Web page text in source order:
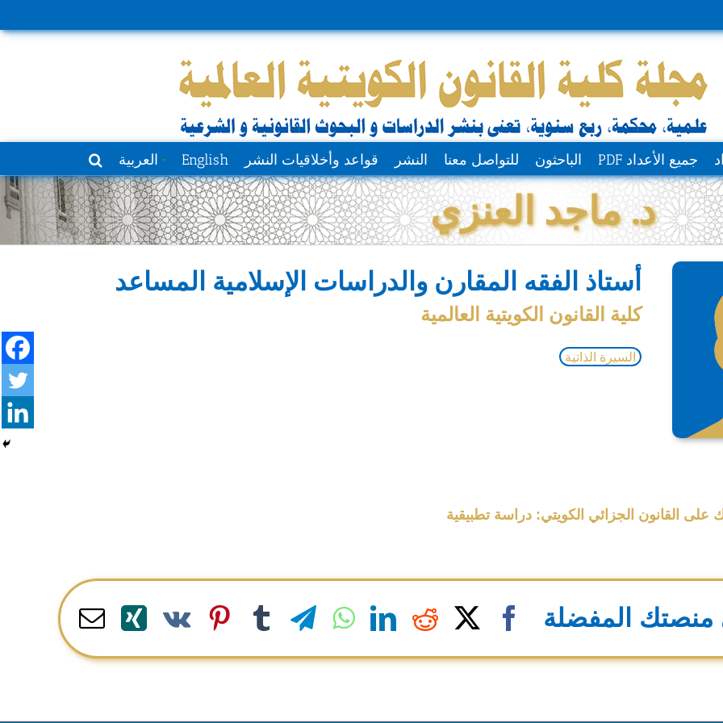
جميع الأعداد PDF الباحثون للتواصل معنا النشر قواعد وأخلاقيات النشر English العربية
د. ماجد العنزي
أستاذ الفقه المقارن والدراسات الإسلامية المساعد
كلية القانون الكويتية العالمية
السيرة الذاتية
على القانون الجزائي الكويتي: دراسة تطبيقية
المفضلة Facebook
X
Reddit
LinkedIn
WhatsApp
Telegram
Tumblr
Pinterest
Vk
Xing
Email